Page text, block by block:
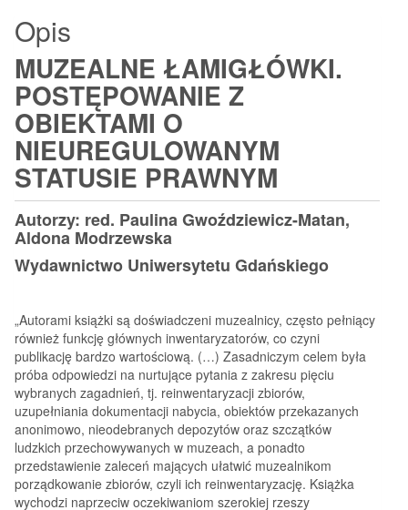
Opis
MUZEALNE ŁAMIGŁÓWKI.
POSTĘPOWANIE Z
OBIEKTAMI O
NIEUREGULOWANYM
STATUSIE PRAWNYM
Autorzy: red. Paulina Gwoździewicz-Matan,
Aldona Modrzewska
Wydawnictwo Uniwersytetu Gdańskiego
„Autorami książki są doświadczeni muzealnicy, często pełniący
również funkcję głównych inwentaryzatorów, co czyni
publikację bardzo wartościową. (…) Zasadniczym celem była
próba odpowiedzi na nurtujące pytania z zakresu pięciu
wybranych zagadnień, tj. reinwentaryzacji zbiorów,
uzupełniania dokumentacji nabycia, obiektów przekazanych
anonimowo, nieodebranych depozytów oraz szczątków
ludzkich przechowywanych w muzeach, a ponadto
przedstawienie zaleceń mających ułatwić muzealnikom
porządkowanie zbiorów, czyli ich reinwentaryzację. Książka
wychodzi naprzeciw oczekiwaniom szerokiej rzeszy